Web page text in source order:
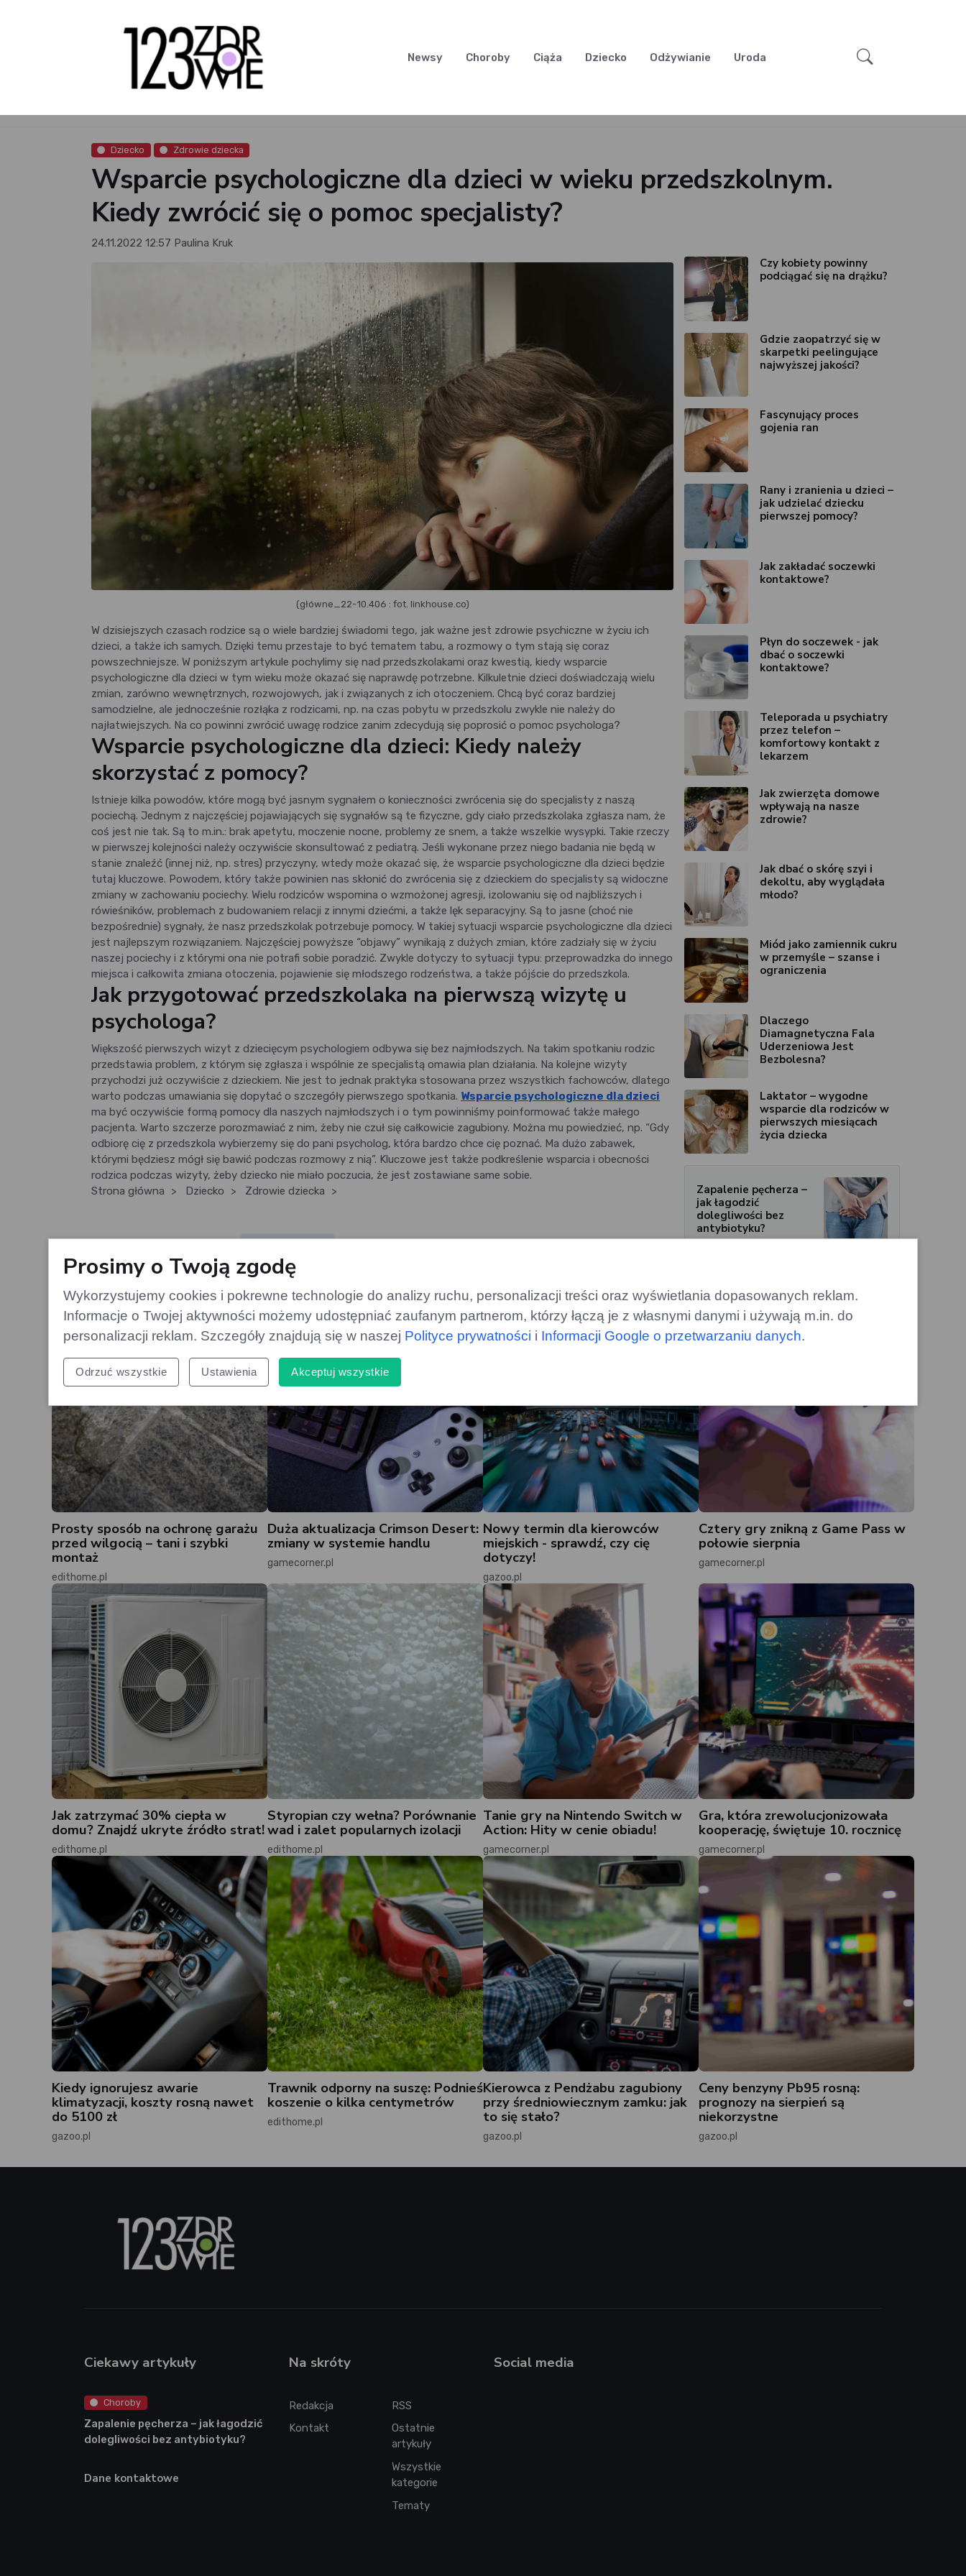
Newsy Choroby Ciąża Dziecko Odżywianie Uroda
Dziecko Zdrowie dziecka
Wsparcie psychologiczne dla dzieci w wieku przedszkolnym.
Kiedy zwrócić się o pomoc specjalisty?
24.11.2022 12:57 Paulina Kruk
(główne_22-10.406 : fot. linkhouse.co)
W dzisiejszych czasach rodzice są o wiele bardziej świadomi tego, jak ważne jest zdrowie psychiczne w życiu ich
dzieci, a także ich samych. Dzięki temu przestaje to być tematem tabu, a rozmowy o tym stają się coraz
powszechniejsze. W poniższym artykule pochylimy się nad przedszkolakami oraz kwestią, kiedy wsparcie
psychologiczne dla dzieci w tym wieku może okazać się naprawdę potrzebne. Kilkuletnie dzieci doświadczają wielu
zmian, zarówno wewnętrznych, rozwojowych, jak i związanych z ich otoczeniem. Chcą być coraz bardziej
samodzielne, ale jednocześnie rozłąka z rodzicami, np. na czas pobytu w przedszkolu zwykle nie należy do
najłatwiejszych. Na co powinni zwrócić uwagę rodzice zanim zdecydują się poprosić o pomoc psychologa?
Wsparcie psychologiczne dla dzieci: Kiedy należy
skorzystać z pomocy?
Istnieje kilka powodów, które mogą być jasnym sygnałem o konieczności zwrócenia się do specjalisty z naszą
pociechą. Jednym z najczęściej pojawiających się sygnałów są te fizyczne, gdy ciało przedszkolaka zgłasza nam, że
coś jest nie tak. Są to m.in.: brak apetytu, moczenie nocne, problemy ze snem, a także wszelkie wysypki. Takie rzeczy
w pierwszej kolejności należy oczywiście skonsultować z pediatrą. Jeśli wykonane przez niego badania nie będą w
stanie znaleźć (innej niż, np. stres) przyczyny, wtedy może okazać się, że wsparcie psychologiczne dla dzieci będzie
tutaj kluczowe. Powodem, który także powinien nas skłonić do zwrócenia się z dzieckiem do specjalisty są widoczne
zmiany w zachowaniu pociechy. Wielu rodziców wspomina o wzmożonej agresji, izolowaniu się od najbliższych i
rówieśników, problemach z budowaniem relacji z innymi dziećmi, a także lęk separacyjny. Są to jasne (choć nie
bezpośrednie) sygnały, że nasz przedszkolak potrzebuje pomocy. W takiej sytuacji wsparcie psychologiczne dla dzieci
jest najlepszym rozwiązaniem. Najczęściej powyższe “objawy” wynikają z dużych zmian, które zadziały się w życiu
naszej pociechy i z którymi ona nie potrafi sobie poradzić. Zwykle dotyczy to sytuacji typu: przeprowadzka do innego
miejsca i całkowita zmiana otoczenia, pojawienie się młodszego rodzeństwa, a także pójście do przedszkola.
Jak przygotować przedszkolaka na pierwszą wizytę u
psychologa?
Większość pierwszych wizyt z dziecięcym psychologiem odbywa się bez najmłodszych. Na takim spotkaniu rodzic
przedstawia problem, z którym się zgłasza i wspólnie ze specjalistą omawia plan działania. Na kolejne wizyty
przychodzi już oczywiście z dzieckiem. Nie jest to jednak praktyka stosowana przez wszystkich fachowców, dlatego
warto podczas umawiania się dopytać o szczegóły pierwszego spotkania. Wsparcie psychologiczne dla dzieci
ma być oczywiście formą pomocy dla naszych najmłodszych i o tym powinniśmy poinformować także małego
pacjenta. Warto szczerze porozmawiać z nim, żeby nie czuł się całkowicie zagubiony. Można mu powiedzieć, np. “Gdy
odbiorę cię z przedszkola wybierzemy się do pani psycholog, która bardzo chce cię poznać. Ma dużo zabawek,
którymi będziesz mógł się bawić podczas rozmowy z nią”. Kluczowe jest także podkreślenie wsparcia i obecności
rodzica podczas wizyty, żeby dziecko nie miało poczucia, że jest zostawiane same sobie.
Strona główna
> Dziecko > Zdrowie dziecka >
Paulina Kruk
Czy kobiety powinny
podciągać się na drążku?
Gdzie zaopatrzyć się w
skarpetki peelingujące
najwyższej jakości?
Fascynujący proces
gojenia ran
Rany i zranienia u dzieci –
jak udzielać dziecku
pierwszej pomocy?
Jak zakładać soczewki
kontaktowe?
Płyn do soczewek - jak
dbać o soczewki
kontaktowe?
Teleporada u psychiatry
przez telefon –
komfortowy kontakt z
lekarzem
Jak zwierzęta domowe
wpływają na nasze
zdrowie?
Jak dbać o skórę szyi i
dekoltu, aby wyglądała
młodo?
Miód jako zamiennik cukru
w przemyśle – szanse i
ograniczenia
Dlaczego
Diamagnetyczna Fala
Uderzeniowa Jest
Bezbolesna?
Laktator – wygodne
wsparcie dla rodziców w
pierwszych miesiącach
życia dziecka
Zapalenie pęcherza –
jak łagodzić
dolegliwości bez
antybiotyku?
Prosty sposób na ochronę garażu
przed wilgocią – tani i szybki
montaż
edithome.pl
Duża aktualizacja Crimson Desert:
zmiany w systemie handlu
gamecorner.pl
Nowy termin dla kierowców
miejskich - sprawdź, czy cię
dotyczy!
gazoo.pl
Cztery gry znikną z Game Pass w
połowie sierpnia
gamecorner.pl
Jak zatrzymać 30% ciepła w
domu? Znajdź ukryte źródło strat!
edithome.pl
Styropian czy wełna? Porównanie
wad i zalet popularnych izolacji
edithome.pl
Tanie gry na Nintendo Switch w
Action: Hity w cenie obiadu!
gamecorner.pl
Gra, która zrewolucjonizowała
kooperację, świętuje 10. rocznicę
gamecorner.pl
Kiedy ignorujesz awarie
klimatyzacji, koszty rosną nawet
do 5100 zł
gazoo.pl
Trawnik odporny na suszę: Podnieś
koszenie o kilka centymetrów
edithome.pl
Kierowca z Pendżabu zagubiony
przy średniowiecznym zamku: jak
to się stało?
gazoo.pl
Ceny benzyny Pb95 rosną:
prognozy na sierpień są
niekorzystne
gazoo.pl
Ciekawy artykuły
Choroby
Zapalenie pęcherza – jak łagodzić
dolegliwości bez antybiotyku?
Dane kontaktowe
Na skróty
Redakcja
Kontakt
RSS
Ostatnie
artykuły
Wszystkie
kategorie
Tematy
Social media
Prosimy o Twoją zgodę
Wykorzystujemy cookies i pokrewne technologie do analizy ruchu, personalizacji treści oraz wyświetlania dopasowanych reklam.
Informacje o Twojej aktywności możemy udostępniać zaufanym partnerom, którzy łączą je z własnymi danymi i używają m.in. do
personalizacji reklam. Szczegóły znajdują się w naszej Polityce prywatności i Informacji Google o przetwarzaniu danych.
Odrzuć wszystkie Ustawienia Akceptuj wszystkie